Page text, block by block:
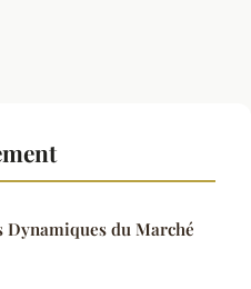
Dynamiques du Marché